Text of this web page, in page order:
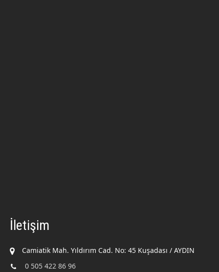
İletişim
Camiatik Mah. Yıldırım Cad. No: 45 Kuşadası / AYDIN
0 505 422 86 96